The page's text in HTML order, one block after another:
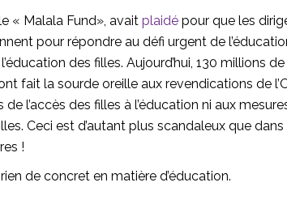
« Malala Fund», avait plaidé pour que les
pour répondre au défi urgent de
des filles. Aujourd’hui, 130 millions
fait la sourde oreille aux revendications de
l’accès des filles à l’éducation ni aux
Ceci est d’autant plus scandaleux que
!
de concret en matière d’éducation.